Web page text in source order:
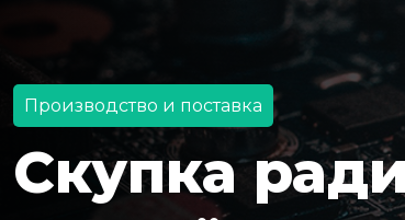
Производство и поставка
Скупка